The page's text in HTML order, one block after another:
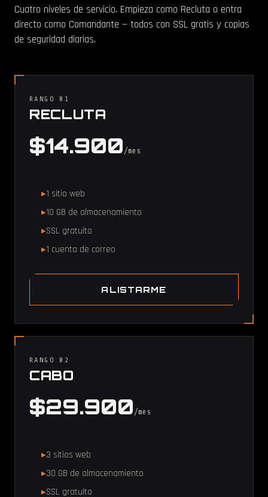
Cuatro niveles de servicio. Empieza como Recluta o entra
directo como Comandante — todos con SSL gratis y copias
de seguridad diarias.
RANGO 01
RECLUTA
$14.900 /mes
1 sitio web
10 GB de almacenamiento
SSL gratuito
1 cuenta de correo
ALISTARME
RANGO 02
CABO
$29.900 /mes
3 sitios web
30 GB de almacenamiento
SSL gratuito